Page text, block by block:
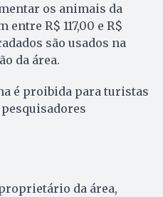
os animais da
entre R$ 117,00 e R$
são usados na
da área.
é proibida para turistas
da área,